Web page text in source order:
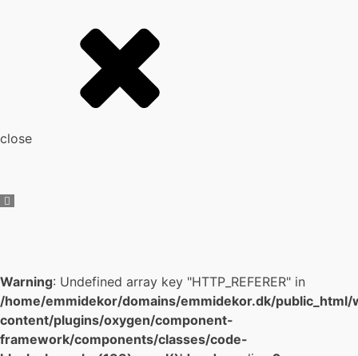
close
Warning: Undefined array key "HTTP_REFERER" in
/home/emmidekor/domains/emmidekor.dk/public_html/
content/plugins/oxygen/component-
framework/components/classes/code-